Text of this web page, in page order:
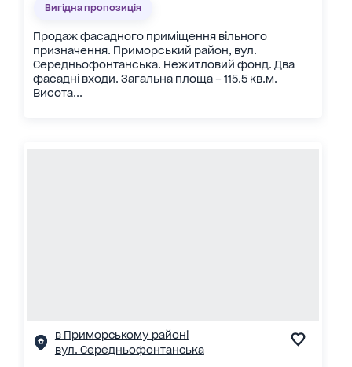
Вигідна пропозиція
Продаж фасадного приміщення вільного
призначення. Приморський район, вул.
Середньофонтанська. Нежитловий фонд. Два
фасадні входи. Загальна площа – 115.5 кв.м.
Висота...
в Приморському районі
вул. Середньофонтанська